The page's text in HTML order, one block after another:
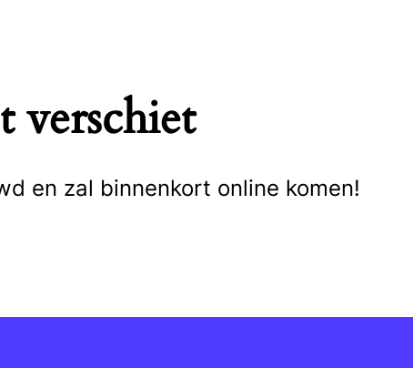
verschiet
en zal binnenkort online komen!